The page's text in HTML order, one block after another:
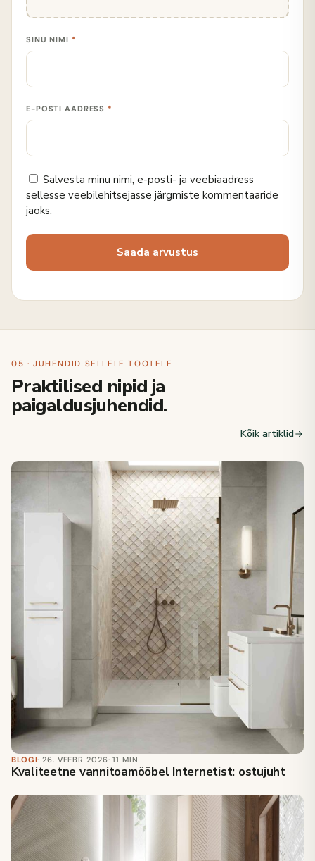
SINU NIMI *
E-POSTI AADRESS *
Salvesta minu nimi, e-posti- ja veebiaadress
sellesse veebilehitsejasse järgmiste kommentaaride
jaoks.
05 · JUHENDID SELLELE TOOTELE
Praktilised nipid ja
paigaldusjuhendid.
Kõik artiklid
BLOGI· 26. VEEBR 2026· 11 MIN
Kvaliteetne vannitoamööbel Internetist: ostujuht